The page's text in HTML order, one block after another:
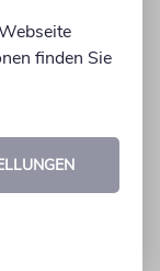
sind
finden Sie